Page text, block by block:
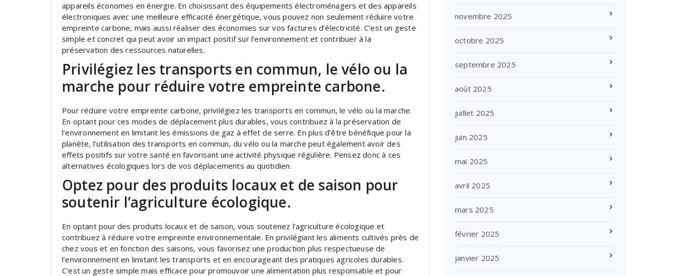
appareils économes en énergie. En choisissant des équipements électroménagers et des appareils
électroniques avec une meilleure efficacité énergétique, vous pouvez non seulement réduire votre
empreinte carbone, mais aussi réaliser des économies sur vos factures d’électricité. C’est un geste
simple et concret qui peut avoir un impact positif sur l’environnement et contribuer à la
préservation des ressources naturelles.
Privilégiez les transports en commun, le vélo ou la
marche pour réduire votre empreinte carbone.
Pour réduire votre empreinte carbone, privilégiez les transports en commun, le vélo ou la marche.
En optant pour ces modes de déplacement plus durables, vous contribuez à la préservation de
l’environnement en limitant les émissions de gaz à effet de serre. En plus d’être bénéfique pour la
planète, l’utilisation des transports en commun, du vélo ou la marche peut également avoir des
effets positifs sur votre santé en favorisant une activité physique régulière. Pensez donc à ces
alternatives écologiques lors de vos déplacements au quotidien.
Optez pour des produits locaux et de saison pour
soutenir l’agriculture écologique.
En optant pour des produits locaux et de saison, vous soutenez l’agriculture écologique et
contribuez à réduire votre empreinte environnementale. En privilégiant les aliments cultivés près de
chez vous et en fonction des saisons, vous favorisez une production plus respectueuse de
l’environnement en limitant les transports et en encourageant des pratiques agricoles durables.
C’est un geste simple mais efficace pour promouvoir une alimentation plus responsable et pour
novembre 2025
octobre 2025
septembre 2025
août 2025
juillet 2025
juin 2025
mai 2025
avril 2025
mars 2025
février 2025
janvier 2025